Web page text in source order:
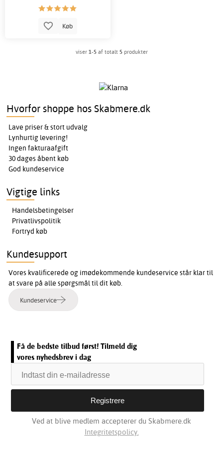
Køb
viser 1-5af totalt 5produkter
Hvorfor shoppe hos Skabmere.dk
Lave priser & stort udvalg
Lynhurtig levering!
Ingen fakturaafgift
30 dages åbent køb
God kundeservice
Vigtige links
Handelsbetingelser
Privatlivspolitik
Fortryd køb
Kundesupport
Vores kvalificerede og imødekommende kundeservice står klar til
at svare på alle spørgsmål til dit køb.
Kundeservice
Få de bedste tilbud først! Tilmeld dig
vores nyhedsbrev i dag
Ved at blive medlem accepterer du Skabmere.dk
Integritetspolicy.